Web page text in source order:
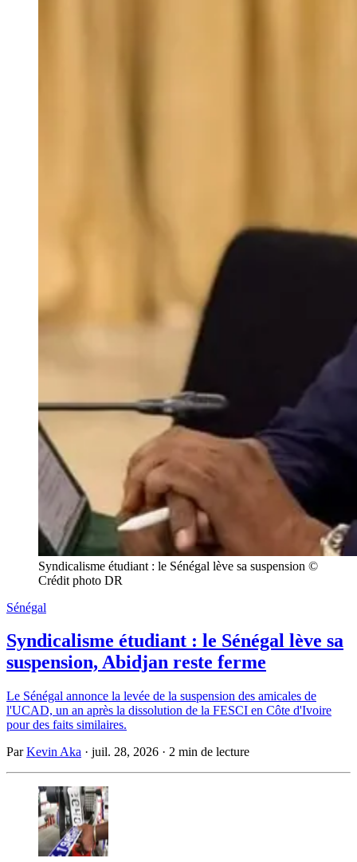
Syndicalisme étudiant : le Sénégal lève sa suspension ©
Crédit photo DR
Sénégal
Syndicalisme étudiant : le Sénégal lève sa
suspension, Abidjan reste ferme
Le Sénégal annonce la levée de la suspension des amicales de
l'UCAD, un an après la dissolution de la FESCI en Côte d'Ivoire
pour des faits similaires.
ParKevin Aka · juil. 28, 2026 · 2 min de lecture